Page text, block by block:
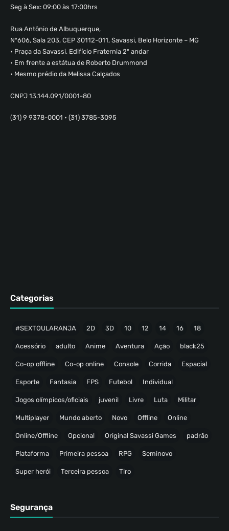
Seg à Sex: 09:00 às 17:00hrs
Rua Antônio de Albuquerque,
Nº606, Sala 203, CEP 30112-011, Savassi, Belo Horizonte – MG
• Praça da Savassi, Edifício Fraternia 2º andar
• Em frente a estátua de Roberto Drummond
• Mesmo prédio da Melissa Calçados
CNPJ 13.144.091/0001-80
(31) 9 9378-0001 • (31) 3785-3095
Categorias
#SEXTOULARANJA 2D 3D 10 12 14 16 18
Acessório adulto Anime Aventura Ação black25
Co-op offline Co-op online Console Corrida Espacial
Esporte Fantasia FPS Futebol Individual
Jogos olímpicos/oficiais juvenil Livre Luta Militar
Multiplayer Mundo aberto Novo Offline Online
Online/Offline Opcional Original Savassi Games padrão
Plataforma Primeira pessoa RPG Seminovo
Super herói Terceira pessoa Tiro
Segurança